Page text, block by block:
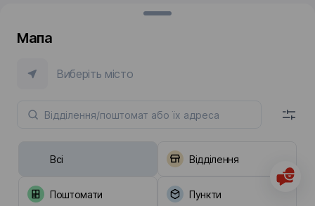
Мапа
Виберіть місто
Всі Відділення
Поштомати Пункти